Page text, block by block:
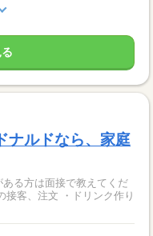
ナルドなら、家庭
ある方は面接で教えてくだ